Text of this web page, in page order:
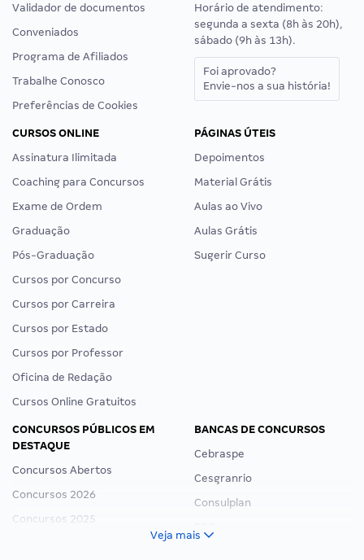
Validador de documentos
Conveniados
Programa de Afiliados
Trabalhe Conosco
Preferências de Cookies
Horário de atendimento:
segunda a sexta (8h às 20h),
sábado (9h às 13h).
Foi aprovado?
Envie-nos a sua história!
CURSOS ONLINE
Assinatura Ilimitada
Coaching para Concursos
Exame de Ordem
Graduação
Pós-Graduação
Cursos por Concurso
Cursos por Carreira
Cursos por Estado
Cursos por Professor
Oficina de Redação
Cursos Online Gratuitos
PÁGINAS ÚTEIS
Depoimentos
Material Grátis
Aulas ao Vivo
Aulas Grátis
Sugerir Curso
CONCURSOS PÚBLICOS EM
DESTAQUE
Concursos Abertos
Concursos 2026
Concursos 2025
BANCAS DE CONCURSOS
Cebraspe
Cesgranrio
Consulplan
Veja mais